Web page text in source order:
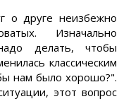
о друге неизбежно
Изначально
делать, чтобы
классическим
нам было хорошо?".
этот вопрос